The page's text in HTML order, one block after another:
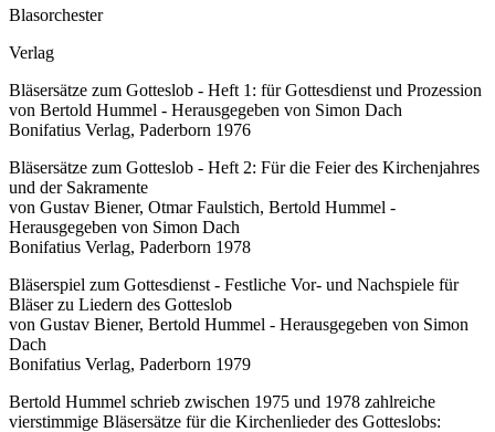
Blasorchester
Verlag
Bläsersätze zum Gotteslob - Heft 1: für Gottesdienst und Prozession
von Bertold Hummel - Herausgegeben von Simon Dach
Bonifatius Verlag, Paderborn 1976
Bläsersätze zum Gotteslob - Heft 2: Für die Feier des Kirchenjahres
und der Sakramente
von Gustav Biener, Otmar Faulstich, Bertold Hummel -
Herausgegeben von Simon Dach
Bonifatius Verlag, Paderborn 1978
Bläserspiel zum Gottesdienst - Festliche Vor- und Nachspiele für
Bläser zu Liedern des Gotteslob
von Gustav Biener, Bertold Hummel - Herausgegeben von Simon
Dach
Bonifatius Verlag, Paderborn 1979
Bertold Hummel schrieb zwischen 1975 und 1978 zahlreiche
vierstimmige Bläsersätze für die Kirchenlieder des Gotteslobs: